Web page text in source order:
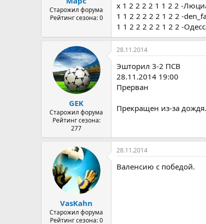
Старожил форума
Рейтинг сезона: 0
x 1 2 2 2 2 1 1 2 2 -
1 1 2 2 2 2 2 1 2 2 -
1 1 2 2 2 2 2 1 2 2 -
GEK
Старожил форума
Рейтинг сезона:
277
28.11.2014
Эшторил 3-2 ПСВ
28.11.2014 19:00
Прерван
Прекращен из-за дождя.
VasKahn
Старожил форума
Рейтинг сезона: 0
28.11.2014
Валенсию с победой.